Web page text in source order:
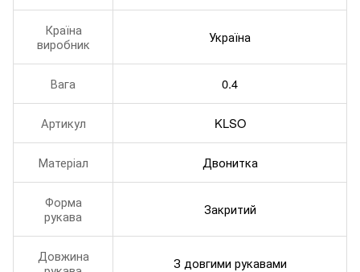
Країна
виробник
Україна
Вага 0.4
Артикул KLSO
Матеріал Двонитка
Форма
рукава
Закритий
Довжина
З довгими рукавами